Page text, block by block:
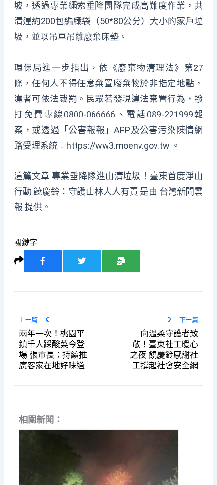
坡，透過專業繩索垂降團隊完成高難度作業，共
清運約200包編織袋（50*80公分）大小的家戶垃
圾，並以吊車吊離廢棄床墊。
環保局進一步指出，依《廢棄物清理法》第27
條，任何人不得任意棄置廢棄物於非指定地點，
違者可依法裁罰。民眾若發現違法棄置行為，撥
打免費專線0800-066666、電話089-221999報
案，或透過「公害報報」APP及公害污染陳情網
路受理系統：https://ww3.moenv.gov.tw 。
這篇文章 專業垂降隊進山清垃圾！臺東首度淨山
行動 饒慶鈴：守護山林人人有責 是由 台灣新聞雲
報 提供。
關鍵字
上一篇
兩年一次！桃園平
鎮千人踩酸菜今登
場 張市長：持續推
廣客家在地好味道
下一篇
向溫柔守護者致
敬！臺東社工暖心
之夜 饒慶鈴感謝社
工撐起社會安全網
相關新聞：